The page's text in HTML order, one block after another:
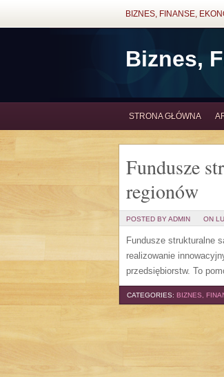
BIZNES, FINANSE,
Biznes,
STRONA GŁÓWNA
Fundusze
regionów
POSTED BY ADMIN ON
Fundusze strukturalne
realizowanie
przedsiębiorstw. To
CATEGORIES: BIZNES,